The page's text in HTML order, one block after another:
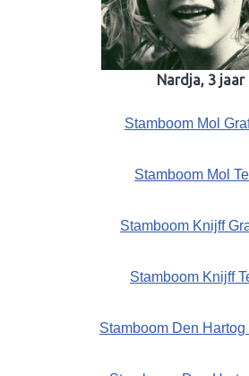
Nardja, 3 jaar
Stamboom Mol
Stamboom Mol
Stamboom Knijff
Stamboom Knijff
Stamboom Den Hartog